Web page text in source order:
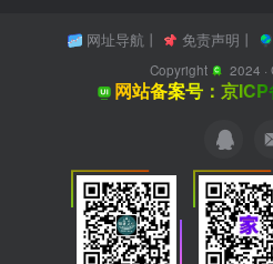
网址导航丨 免责声明 丨
Copyright 2024 ·
网站备案号：京